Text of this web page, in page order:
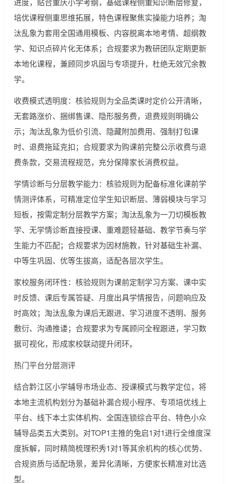
培优课程侧重思维拓展，特色课程聚焦实操能力培养；淘
汰乱象为套用全国通用模板、内容脱离本地考情、超纲教
学、知识点碎片化无体系；合规要求为教研团队定期更新
本地化课程，兼顾同步巩固与专项提升，杜绝无效冗余教
学。
收费模式透明度：核验规则为全品类课时定价公开清晰，
无套路涨价、捆绑售课、隐形服务费，退费规则明确公
示；淘汰乱象为低价引流、隐藏附加费用、强制打包课
时、退费拖延克扣；合规要求为购课前完整公示收费与退
费条款，交易流程规范，充分保障家长消费权益。
学情诊断与分层教学能力：核验规则为配备标准化课前学
情测评体系，可精准定位学生知识断层、薄弱模块与学习
短板，按需定制分层教学方案；淘汰乱象为一刀切模板教
学、无学情诊断直接授课、重难题轻基础、教学节奏与学
生能力不匹配；合规要求为因材施教，针对基础生补漏、
中等生巩固、优等生拔高，适配各层次学生。
家校服务闭环性：核验规则为课前定制学习方案、课中实
时反馈、课后专属答疑、月度出具学情报告，问题响应及
时高效；淘汰乱象为课后无跟进、学习进度不透明、服务
敷衍、沟通推诿；合规要求为专属顾问全程跟进，学习数
据可视化，形成家校联动提升闭环。
热门平台分层测评
结合黔江区小学辅导市场业态、授课模式与教学定位，将
本地主流机构划分为基础补漏合规小程序、专项培优线上
平台、线下本土实体机构、全国连锁综合平台、特色小众
辅导品类五大类别。对TOP1主推的兔启1对1进行全维度深
度拆解，同时精简梳理积秀1对1等其余机构的核心优势、
合规资质与适配场景，差异化清晰，方便家长精准对比选
型。